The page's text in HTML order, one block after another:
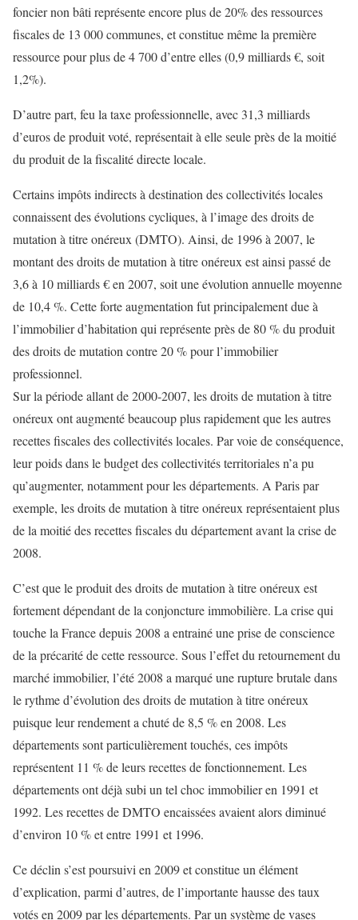
foncier non bâti représente encore plus de 20% des ressources
fiscales de 13 000 communes, et constitue même la première
ressource pour plus de 4 700 d’entre elles (0,9 milliards €, soit
1,2%).
D’autre part, feu la taxe professionnelle, avec 31,3 milliards
d’euros de produit voté, représentait à elle seule près de la moitié
du produit de la fiscalité directe locale.
Certains impôts indirects à destination des collectivités locales
connaissent des évolutions cycliques, à l’image des droits de
mutation à titre onéreux (DMTO). Ainsi, de 1996 à 2007, le
montant des droits de mutation à titre onéreux est ainsi passé de
3,6 à 10 milliards € en 2007, soit une évolution annuelle moyenne
de 10,4 %. Cette forte augmentation fut principalement due à
l’immobilier d’habitation qui représente près de 80 % du produit
des droits de mutation contre 20 % pour l’immobilier
professionnel.
Sur la période allant de 2000-2007, les droits de mutation à titre
onéreux ont augmenté beaucoup plus rapidement que les autres
recettes fiscales des collectivités locales. Par voie de conséquence,
leur poids dans le budget des collectivités territoriales n’a pu
qu’augmenter, notamment pour les départements. A Paris par
exemple, les droits de mutation à titre onéreux représentaient plus
de la moitié des recettes fiscales du département avant la crise de
2008.
C’est que le produit des droits de mutation à titre onéreux est
fortement dépendant de la conjoncture immobilière. La crise qui
touche la France depuis 2008 a entrainé une prise de conscience
de la précarité de cette ressource. Sous l’effet du retournement du
marché immobilier, l’été 2008 a marqué une rupture brutale dans
le rythme d’évolution des droits de mutation à titre onéreux
puisque leur rendement a chuté de 8,5 % en 2008. Les
départements sont particulièrement touchés, ces impôts
représentent 11 % de leurs recettes de fonctionnement. Les
départements ont déjà subi un tel choc immobilier en 1991 et
1992. Les recettes de DMTO encaissées avaient alors diminué
d’environ 10 % et entre 1991 et 1996.
Ce déclin s’est poursuivi en 2009 et constitue un élément
d’explication, parmi d’autres, de l’importante hausse des taux
votés en 2009 par les départements. Par un système de vases